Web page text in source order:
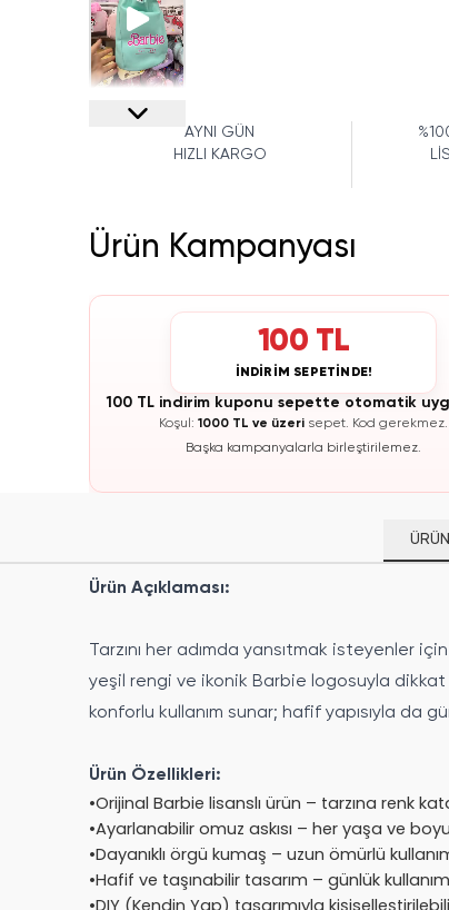
AYNI GÜN
HIZLI KARGO
Ürün Kampanyası
100 TL
İNDİRİM SEPETİNDE!
100 TL indirim kuponu sepette otomatik
Koşul:1000 TL ve üzeri sepet. Kod gerekmez.
Başka kampanyalarla birleştirilemez.
Ürün Açıklaması:
Tarzını her adımda yansıtmak isteyenler
yeşil rengi ve ikonik Barbie logosuyla dikkat
konforlu kullanım sunar; hafif yapısıyla da
Ürün Özellikleri:
•Orijinal Barbie lisanslı ürün – tarzına renk
•Ayarlanabilir omuz askısı – her yaşa ve
•Dayanıklı örgü kumaş – uzun ömürlü
•Hafif ve taşınabilir tasarım – günlük